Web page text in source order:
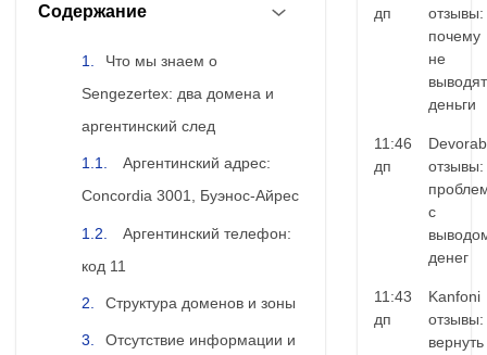
Содержание
Что мы знаем о
Sengezertex: два домена и
аргентинский след
Аргентинский адрес:
Concordia 3001, Буэнос-Айрес
Аргентинский телефон:
код 11
Структура доменов и зоны
Отсутствие информации и
дп
отзывы:
почему
не
выводят
деньги
11:46
дп
отзывы:
с
денег
11:43
дп
Kanfoni
отзывы:
вернуть